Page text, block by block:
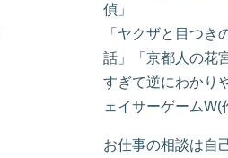
偵」
「ヤクザと目つき
話」「京都人の花
すぎて逆にわかり
ェイサーゲームW(
お仕事の相談は自